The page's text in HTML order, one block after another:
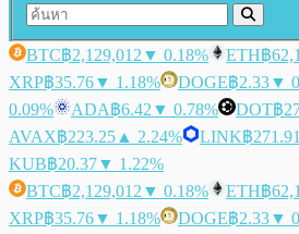
BTC฿2,129,012 ▼ 0.18% ETH฿
XRP฿35.76▼ 1.18% DOGE฿2.33▼
0.09%
ADA฿6.42 ▼ 0.78% DOT฿
AVAX฿223.25 ▲ 2.24% LINK฿271.91
KUB฿20.37▼ 1.22%
BTC฿2,129,012 ▼ 0.18% ETH฿
XRP฿35.76▼ 1.18% DOGE฿2.33▼